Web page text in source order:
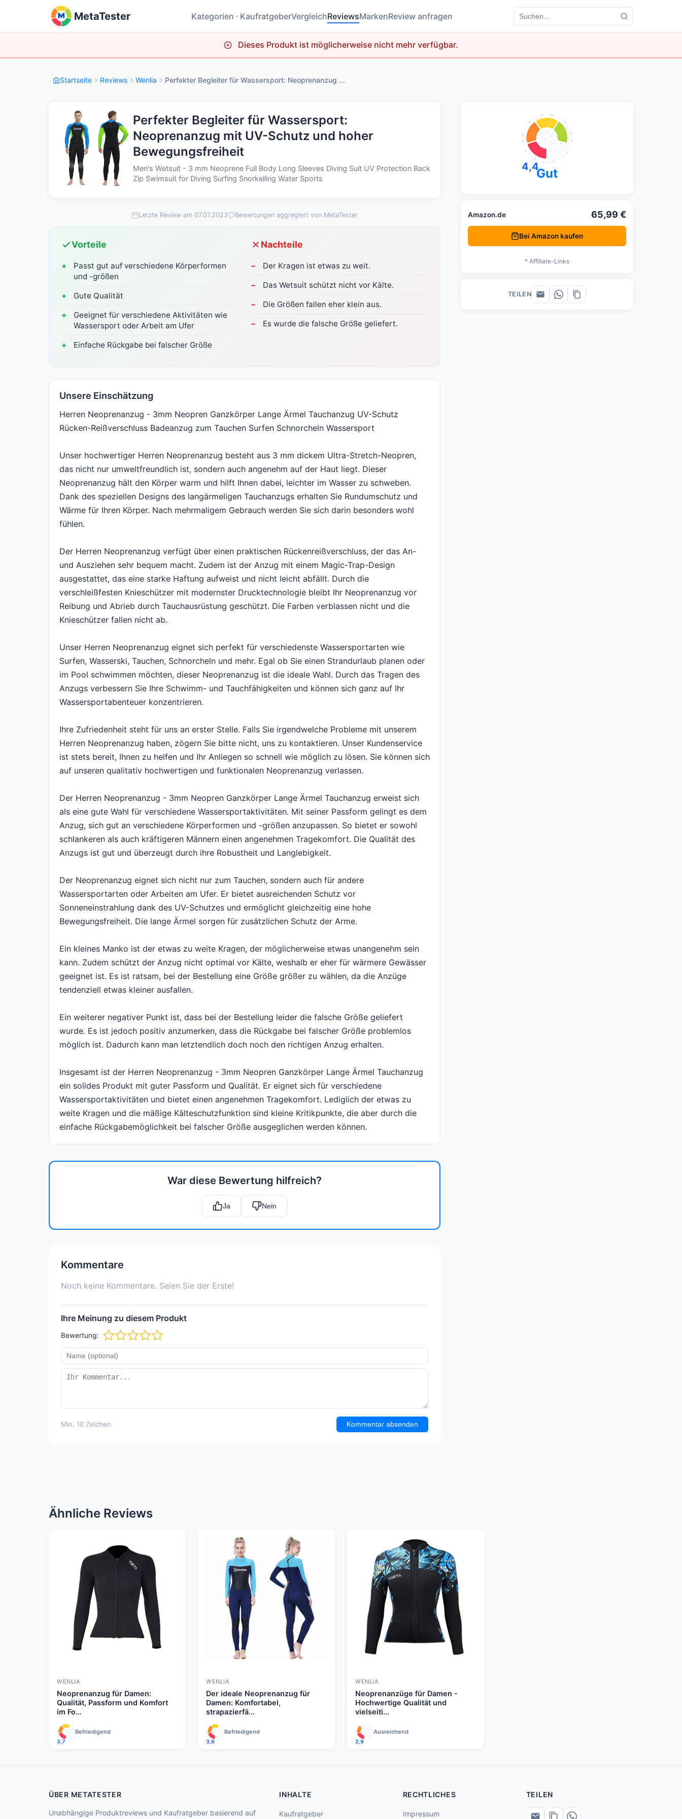
MetaTester Kategorien KaufratgeberVergleichReviewsMarkenReview anfragen
Dieses Produkt ist möglicherweise nicht mehr verfügbar.
Startseite Reviews Wenlia Perfekter Begleiter für Wassersport: Neoprenanzug ...
Perfekter Begleiter für Wassersport:
Neoprenanzug mit UV-Schutz und hoher
Bewegungsfreiheit
Men's Wetsuit - 3 mm Neoprene Full Body Long Sleeves Diving Suit UV Protection Back
Zip Swimsuit for Diving Surfing Snorkelling Water Sports
Letzte Review am 07.07.2023 Bewertungen aggregiert von MetaTester
Vorteile
Passt gut auf verschiedene Körperformen
und -größen
Gute Qualität
Geeignet für verschiedene Aktivitäten wie
Wassersport oder Arbeit am Ufer
Einfache Rückgabe bei falscher Größe
Nachteile
Der Kragen ist etwas zu weit.
Das Wetsuit schützt nicht vor Kälte.
Die Größen fallen eher klein aus.
Es wurde die falsche Größe geliefert.
Unsere Einschätzung
Herren Neoprenanzug - 3mm Neopren Ganzkörper Lange Ärmel Tauchanzug UV-Schutz
Rücken-Reißverschluss Badeanzug zum Tauchen Surfen Schnorcheln Wassersport
Unser hochwertiger Herren Neoprenanzug besteht aus 3 mm dickem Ultra-Stretch-Neopren,
das nicht nur umweltfreundlich ist, sondern auch angenehm auf der Haut liegt. Dieser
Neoprenanzug hält den Körper warm und hilft Ihnen dabei, leichter im Wasser zu schweben.
Dank des speziellen Designs des langärmeligen Tauchanzugs erhalten Sie Rundumschutz und
Wärme für Ihren Körper. Nach mehrmaligem Gebrauch werden Sie sich darin besonders wohl
fühlen.
Der Herren Neoprenanzug verfügt über einen praktischen Rückenreißverschluss, der das An-
und Ausziehen sehr bequem macht. Zudem ist der Anzug mit einem Magic-Trap-Design
ausgestattet, das eine starke Haftung aufweist und nicht leicht abfällt. Durch die
verschleißfesten Knieschützer mit modernster Drucktechnologie bleibt Ihr Neoprenanzug vor
Reibung und Abrieb durch Tauchausrüstung geschützt. Die Farben verblassen nicht und die
Knieschützer fallen nicht ab.
Unser Herren Neoprenanzug eignet sich perfekt für verschiedenste Wassersportarten wie
Surfen, Wasserski, Tauchen, Schnorcheln und mehr. Egal ob Sie einen Strandurlaub planen oder
im Pool schwimmen möchten, dieser Neoprenanzug ist die ideale Wahl. Durch das Tragen des
Anzugs verbessern Sie Ihre Schwimm- und Tauchfähigkeiten und können sich ganz auf Ihr
Wassersportabenteuer konzentrieren.
Ihre Zufriedenheit steht für uns an erster Stelle. Falls Sie irgendwelche Probleme mit unserem
Herren Neoprenanzug haben, zögern Sie bitte nicht, uns zu kontaktieren. Unser Kundenservice
ist stets bereit, Ihnen zu helfen und Ihr Anliegen so schnell wie möglich zu lösen. Sie können sich
auf unseren qualitativ hochwertigen und funktionalen Neoprenanzug verlassen.
Der Herren Neoprenanzug - 3mm Neopren Ganzkörper Lange Ärmel Tauchanzug erweist sich
als eine gute Wahl für verschiedene Wassersportaktivitäten. Mit seiner Passform gelingt es dem
Anzug, sich gut an verschiedene Körperformen und -größen anzupassen. So bietet er sowohl
schlankeren als auch kräftigeren Männern einen angenehmen Tragekomfort. Die Qualität des
Anzugs ist gut und überzeugt durch ihre Robustheit und Langlebigkeit.
Der Neoprenanzug eignet sich nicht nur zum Tauchen, sondern auch für andere
Wassersportarten oder Arbeiten am Ufer. Er bietet ausreichenden Schutz vor
Sonneneinstrahlung dank des UV-Schutzes und ermöglicht gleichzeitig eine hohe
Bewegungsfreiheit. Die lange Ärmel sorgen für zusätzlichen Schutz der Arme.
Ein kleines Manko ist der etwas zu weite Kragen, der möglicherweise etwas unangenehm sein
kann. Zudem schützt der Anzug nicht optimal vor Kälte, weshalb er eher für wärmere Gewässer
geeignet ist. Es ist ratsam, bei der Bestellung eine Größe größer zu wählen, da die Anzüge
tendenziell etwas kleiner ausfallen.
Ein weiterer negativer Punkt ist, dass bei der Bestellung leider die falsche Größe geliefert
wurde. Es ist jedoch positiv anzumerken, dass die Rückgabe bei falscher Größe problemlos
möglich ist. Dadurch kann man letztendlich doch noch den richtigen Anzug erhalten.
Insgesamt ist der Herren Neoprenanzug - 3mm Neopren Ganzkörper Lange Ärmel Tauchanzug
ein solides Produkt mit guter Passform und Qualität. Er eignet sich für verschiedene
Wassersportaktivitäten und bietet einen angenehmen Tragekomfort. Lediglich der etwas zu
weite Kragen und die mäßige Kälteschutzfunktion sind kleine Kritikpunkte, die aber durch die
einfache Rückgabemöglichkeit bei falscher Größe ausgeglichen werden können.
War diese Bewertung hilfreich?
Ja Nein
Kommentare
Noch keine Kommentare. Seien Sie der Erste!
Ihre Meinung zu diesem Produkt
Bewertung:
Min. 10 Zeichen Kommentar absenden
4,4Gut
Amazon.de 65,99 €
Bei Amazon kaufen
* Affiliate-Links
TEILEN
Ähnliche Reviews
WENLIA
Neoprenanzug für Damen:
Qualität, Passform und Komfort
im Fo...
3,7
Befriedigend
WENLIA
Der ideale Neoprenanzug für
Damen: Komfortabel,
strapazierfä...
3,6
Befriedigend
WENLIA
Neoprenanzüge für Damen -
Hochwertige Qualität und
vielseiti...
2,9
Ausreichend
ÜBER METATESTER
Unabhängige Produktreviews und Kaufratgeber basierend auf
INHALTE
Kaufratgeber
RECHTLICHES
Impressum
TEILEN